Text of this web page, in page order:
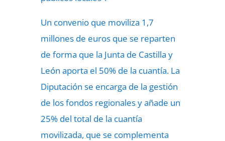
Un convenio que moviliza 1,7
millones de euros que se reparten
de forma que la Junta de Castilla y
León aporta el 50% de la cuantía. La
Diputación se encarga de la gestión
de los fondos regionales y añade un
25% del total de la cuantía
movilizada, que se complementa